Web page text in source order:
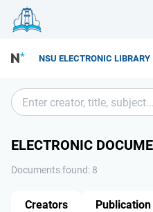
NSU ELECTRONIC LIBRARY
ELECTRONIC
Documents found: 8
Creators